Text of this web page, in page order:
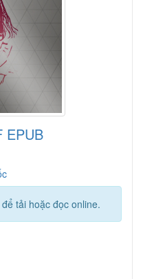
EPUB
tải hoặc đọc online.